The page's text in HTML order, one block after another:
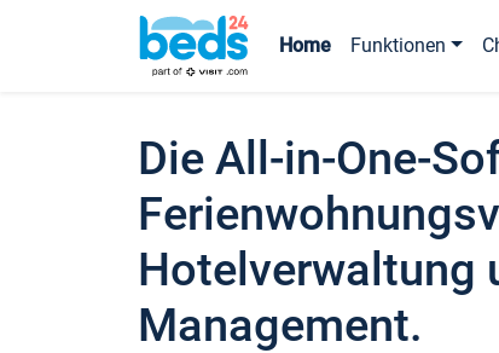
Home Funktionen
Die All-in-One-
Hotelverwaltung
Management.